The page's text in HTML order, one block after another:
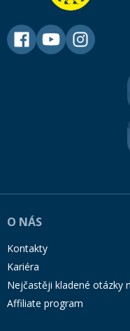
O NÁS
Kontakty
Kariéra
Nejčastěji kladené otázky
Affiliate program